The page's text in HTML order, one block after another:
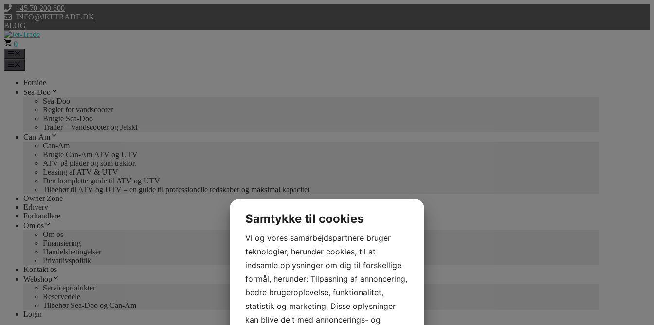
Hop
til
indhold
+45 70 200 600
INFO@JETTRADE.DK
BLOG
0
Forside
Sea-Doo
Sea-Doo
Regler for vandscooter
Brugte Sea-Doo
Trailer – Vandscooter og Jetski
Can-Am
Can-Am
Brugte Can-Am ATV og UTV
ATV på plader og som traktor.
Leasing af ATV & UTV
Den komplette guide til ATV og UTV
Tilbehør til ATV og UTV – en guide til professionelle redskaber og maksimal kapacitet
Owner Zone
Erhverv
Forhandlere
Om os
Om os
Finansiering
Handelsbetingelser
Privatlivspolitik
Kontakt os
Webshop
Serviceprodukter
Reservedele
Tilbehør Sea-Doo og Can-Am
Login
Samtykke til cookies
Vi og vores samarbejdspartnere bruger
teknologier, herunder cookies, til at
indsamle oplysninger om dig til forskellige
formål, herunder: Tilpasning af annoncering,
bedre brugeroplevelse, funktionalitet,
statistik og marketing. Disse oplysninger
kan blive delt med annoncerings- og